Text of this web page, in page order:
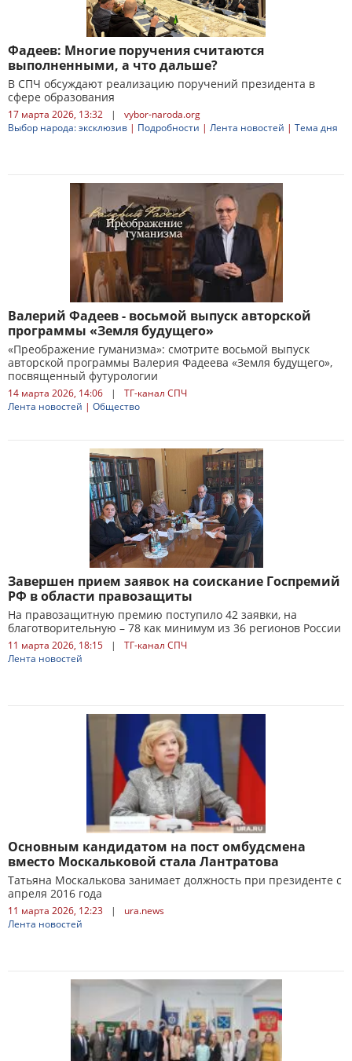
Фадеев: Многие поручения считаются
выполненными, а что дальше?
В СПЧ обсуждают реализацию поручений президента в
сфере образования
17 марта 2026, 13:32 |
vybor-naroda.org
Выбор народа: эксклюзив | Подробности | Лента новостей | Тема дня
Валерий Фадеев - восьмой выпуск авторской
программы «Земля будущего»
«Преображение гуманизма»: смотрите восьмой выпуск
авторской программы Валерия Фадеева «Земля будущего»,
посвященный футурологии
14 марта 2026, 14:06 |
ТГ-канал СПЧ
Лента новостей | Общество
Завершен прием заявок на соискание Госпремий
РФ в области правозащиты
На правозащитную премию поступило 42 заявки, на
благотворительную – 78 как минимум из 36 регионов России
11 марта 2026, 18:15 |
ТГ-канал СПЧ
Лента новостей
Основным кандидатом на пост омбудсмена
вместо Москальковой стала Лантратова
Татьяна Москалькова занимает должность при президенте с
апреля 2016 года
11 марта 2026, 12:23 |
ura.news
Лента новостей